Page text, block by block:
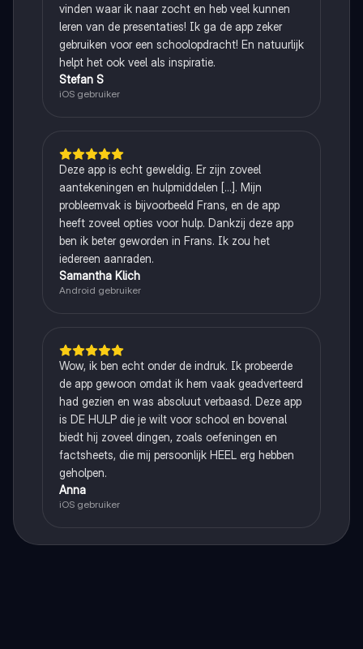
vinden waar ik naar zocht en heb veel kunnen
leren van de presentaties! Ik ga de app zeker
gebruiken voor een schoolopdracht! En natuurlijk
helpt het ook veel als inspiratie.
Stefan S
iOS gebruiker
Deze app is echt geweldig. Er zijn zoveel
aantekeningen en hulpmiddelen [...]. Mijn
probleemvak is bijvoorbeeld Frans, en de app
heeft zoveel opties voor hulp. Dankzij deze app
ben ik beter geworden in Frans. Ik zou het
iedereen aanraden.
Samantha Klich
Android gebruiker
Wow, ik ben echt onder de indruk. Ik probeerde
de app gewoon omdat ik hem vaak geadverteerd
had gezien en was absoluut verbaasd. Deze app
is DE HULP die je wilt voor school en bovenal
biedt hij zoveel dingen, zoals oefeningen en
factsheets, die mij persoonlijk HEEL erg hebben
geholpen.
Anna
iOS gebruiker